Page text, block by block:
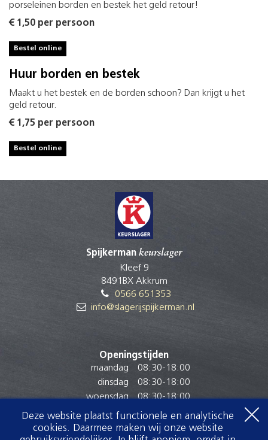
porseleinen borden en bestek het geld retour!
€ 1,50 per persoon
Bestel online
Huur borden en bestek
Maakt u het bestek en de borden schoon? Dan krijgt u het
geld retour.
€ 1,75 per persoon
Bestel online
Spijkerman keurslager
Kleef 9
8491BX Akkrum
0566 651353
info@slagerijspijkerman.nl
Openingstijden
maandag
08:30-18:00
dinsdag
08:30-18:00
woensdag
08:30-18:00
donderdag
08:30
vrijdag
08:30 -18:30
Deze website plaatst functionele en analytische
cookies. Daarmee maken wij onze website